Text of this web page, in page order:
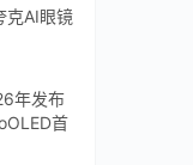
克AI眼镜
年发布
首